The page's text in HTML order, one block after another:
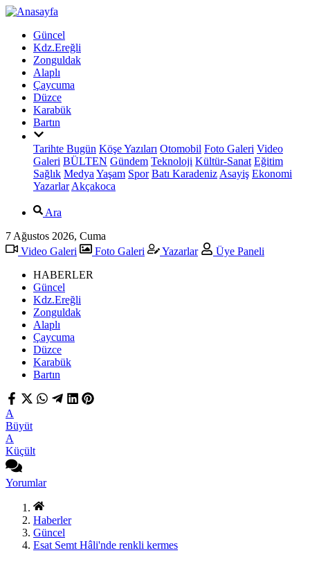
Güncel
Kdz.Ereğli
Zonguldak
Alaplı
Çaycuma
Düzce
Karabük
Bartın
Tarihte Bugün Köşe Yazıları Otomobil Foto Galeri Video
Galeri BÜLTEN Gündem Teknoloji Kültür-Sanat Eğitim
Sağlık Medya Yaşam Spor Batı Karadeniz Asayiş Ekonomi
Yazarlar Akçakoca
Ara
7 Ağustos 2026, Cuma
Video Galeri
Foto Galeri Yazarlar
Üye Paneli
HABERLER
Güncel
Kdz.Ereğli
Zonguldak
Alaplı
Çaycuma
Düzce
Karabük
Bartın
A
Büyüt
A
Küçült
Yorumlar
Haberler
Güncel
Esat Semt Hâli'nde renkli kermes